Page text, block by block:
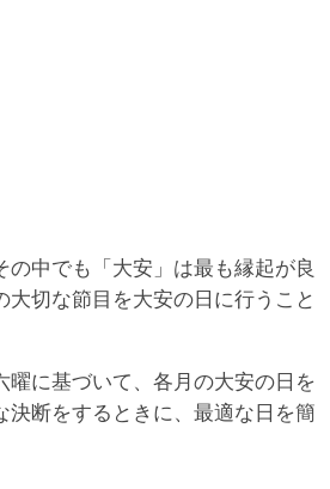
中でも「大安」は最も縁起が良
切な節目を大安の日に行うこと
に基づいて、各月の大安の日を
断をするときに、最適な日を簡